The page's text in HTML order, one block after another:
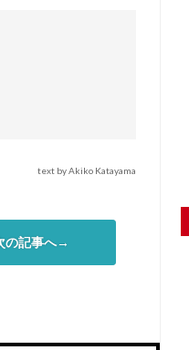
text by Akiko Katayama
の記事へ→